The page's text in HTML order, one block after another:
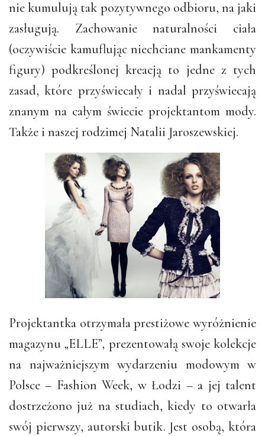
nie kumulują tak pozytywnego odbioru, na jaki
zasługują. Zachowanie naturalności ciała
(oczywiście kamuflując niechciane mankamenty
figury) podkreślonej kreacją to jedne z tych
zasad, które przyświecały i nadal przyświecają
znanym na całym świecie projektantom mody.
Także i naszej rodzimej Natalii Jaroszewskiej.
Projektantka otrzymała prestiżowe wyróżnienie
magazynu „ELLE”, prezentowałą swoje kolekcje
na najważniejszym wydarzeniu modowym w
Polsce – Fashion Week, w Łodzi – a jej talent
dostrzeżono już na studiach, kiedy to otwarła
swój pierwszy, autorski butik. Jest osobą, która